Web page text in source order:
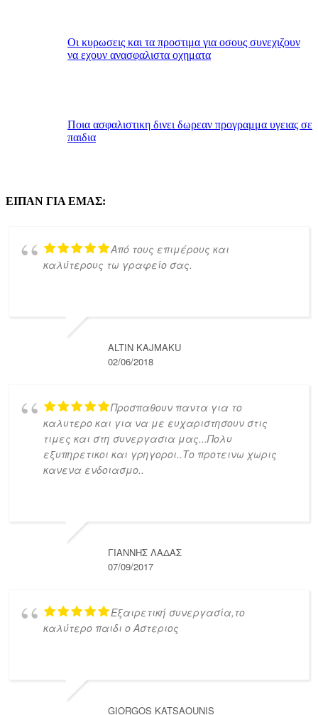
Οι κυρωσεις και τα προστιμα για οσους συνεχιζουν
να εχουν ανασφαλιστα οχηματα
Ποια ασφαλιστικη δινει δωρεαν προγραμμα υγειας σε
παιδια
ΕΙΠΑΝ ΓΙΑ ΕΜΑΣ:
Από τους επιμέρους και
καλύτερους τω γραφείο σας.
ALTIN KAJMAKU
02/06/2018
Προσπαθουν παντα για το
καλυτερο και για να με ευχαριστησουν στις
τιμες και στη συνεργασια μας...Πολυ
εξυπηρετικοι και γρηγοροι..Το προτεινω χωρις
κανενα ενδοιασμο..
ΓΙΆΝΝΗΣ ΛΑΔΆΣ
07/09/2017
Εξαιρετική συνεργασία,το
καλύτερο παιδι ο Αστεριος
GIORGOS KATSAOUNIS